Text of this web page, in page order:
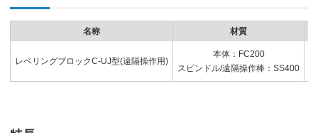
名称 材質
レベリングブロックC-UJ型(遠隔操作用)
本体：FC200
スピンドル/遠隔操作棒：SS400